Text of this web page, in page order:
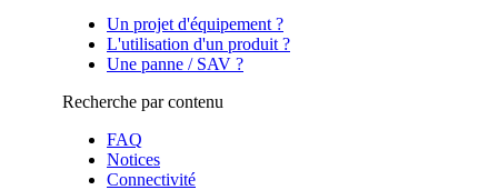
Un projet d'équipement ?
L'utilisation d'un produit ?
Une panne / SAV ?
Recherche par contenu
FAQ
Notices
Connectivité